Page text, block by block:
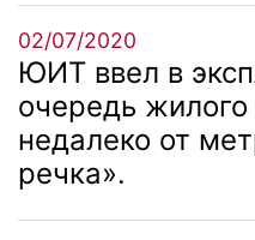
02/07/2020
ЮИТ ввел в
очередь жилого
недалеко от
речка».